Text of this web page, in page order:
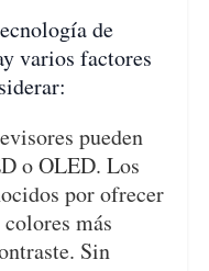
de
varios factores
pueden
o OLED. Los
por ofrecer
más
Sin